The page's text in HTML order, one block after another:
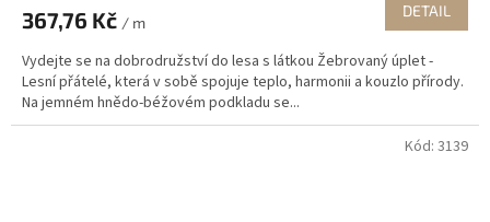
367,76 Kč / m
DETAIL
Vydejte se na dobrodružství do lesa s látkou Žebrovaný úplet -
Lesní přátelé, která v sobě spojuje teplo, harmonii a kouzlo přírody.
Na jemném hnědo-béžovém podkladu se...
Kód: 3139